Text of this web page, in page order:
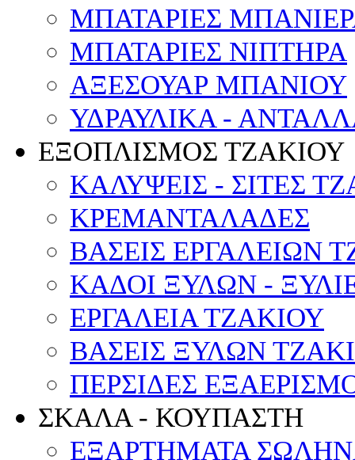
ΜΠΑΤΑΡΙΕΣ
ΜΠΑΤΑΡΙΕΣ ΝΙΠΤΗΡΑ
ΑΞΕΣΟΥΑΡ ΜΠΑΝΙΟΥ
ΥΔΡΑΥΛΙΚΑ -
ΕΞΟΠΛΙΣΜΟΣ ΤΖΑΚΙΟΥ
ΚΑΛΥΨΕΙΣ - ΣΙΤΕΣ
ΚΡΕΜΑΝΤΑΛΑΔΕΣ
ΒΑΣΕΙΣ ΕΡΓΑΛΕΙΩΝ
ΚΑΔΟΙ ΞΥΛΩΝ -
ΕΡΓΑΛΕΙΑ ΤΖΑΚΙΟΥ
ΒΑΣΕΙΣ ΞΥΛΩΝ
ΠΕΡΣΙΔΕΣ
ΣΚΑΛΑ - ΚΟΥΠΑΣΤΗ
ΕΞΑΡΤΗΜΑΤΑ